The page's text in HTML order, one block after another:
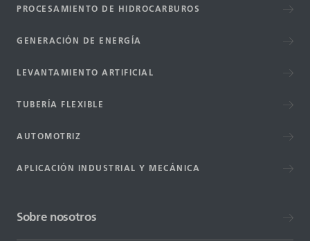
PROCESAMIENTO DE HIDROCARBUROS
GENERACIÓN DE ENERGÍA
LEVANTAMIENTO ARTIFICIAL
TUBERÍA FLEXIBLE
AUTOMOTRIZ
APLICACIÓN INDUSTRIAL Y MECÁNICA
Sobre nosotros